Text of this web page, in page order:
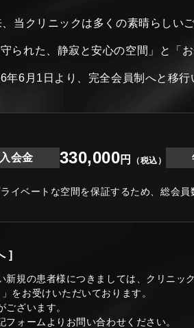
当クリニックは多くの素晴らしい
られた、静寂と安心の空間」と 「
年6月1日より、完全会員制へと移行
入会金 330,000円 （税込）
イベートな空間を保証するため、 総会員
]
新規の患者様につきましては、クリニッ
をお受けいただいております。
ございます。
フォームよりお問い合わせください。